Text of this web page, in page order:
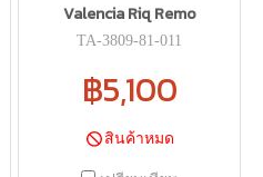
Valencia Riq Remo
TA-3809-81-011
฿5,100
สินค้าหมด